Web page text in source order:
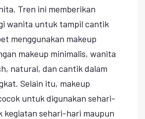
Tren ini memberikan
wanita untuk tampil cantik
menggunakan makeup
makeup minimalis, wanita
natural, dan cantik dalam
Selain itu, makeup
untuk digunakan sehari-
kegiatan sehari-hari maupun